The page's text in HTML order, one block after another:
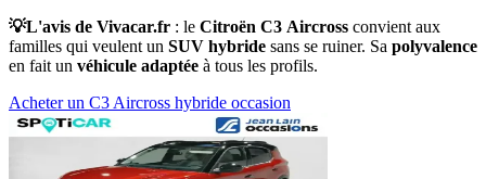
💡L'avis de Vivacar.fr : le Citroën C3 Aircross convient aux
familles qui veulent un SUV hybride sans se ruiner. Sa polyvalence
en fait un véhicule adaptée à tous les profils.
Acheter un C3 Aircross hybride occasion